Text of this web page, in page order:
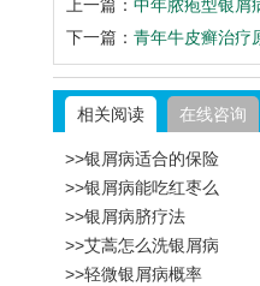
上一篇： 中年脓疱型银屑
下一篇： 青年牛皮癣治疗
相关阅读 在线咨询
>>银屑病适合的保险
>>银屑病能吃红枣么
>>银屑病脐疗法
>>艾蒿怎么洗银屑病
>>轻微银屑病概率